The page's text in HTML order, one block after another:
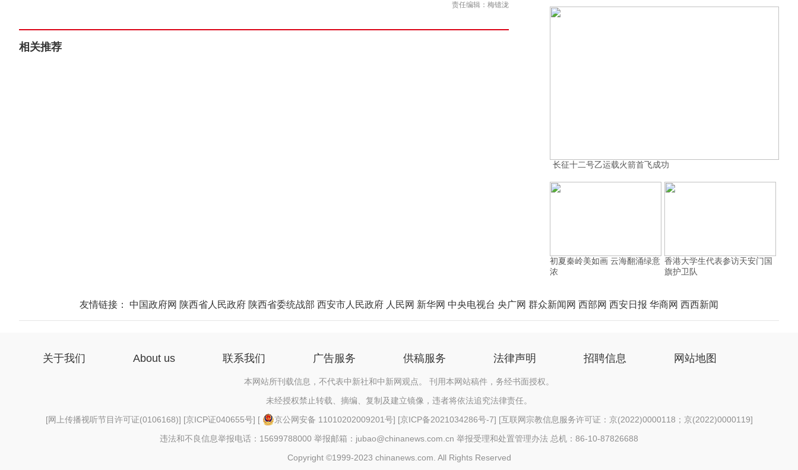
责任编辑：梅镱泷
相关推荐
长征十二号乙运载火箭首飞成功
初夏秦岭美如画 云海翻涌绿意
浓
香港大学生代表参访天安门国
旗护卫队
友情链接： 中国政府网 陕西省人民政府 陕西省委统战部 西安市人民政府 人民网 新华网 中央电视台 央广网 群众新闻网 西部网 西安日报 华商网 西西新闻
关于我们 About us 联系我们 广告服务 供稿服务 法律声明 招聘信息 网站地图
本网站所刊载信息，不代表中新社和中新网观点。 刊用本网站稿件，务经书面授权。
未经授权禁止转载、摘编、复制及建立镜像，违者将依法追究法律责任。
[网上传播视听节目许可证(0106168)] [京ICP证040655号] [ 京公网安备 11010202009201号] [京ICP备2021034286号-7] [互联网宗教信息服务许可证：京(2022)0000118；京(2022)0000119]
违法和不良信息举报电话：15699788000 举报邮箱：jubao@chinanews.com.cn 举报受理和处置管理办法 总机：86-10-87826688
Copyright ©1999-2023 chinanews.com. All Rights Reserved